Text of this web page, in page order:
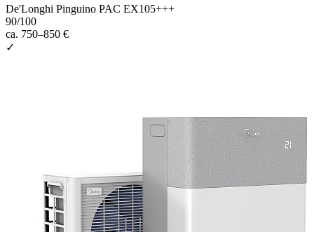
De'Longhi Pinguino PAC EX105+++
90/100
ca. 750–850 €
✓